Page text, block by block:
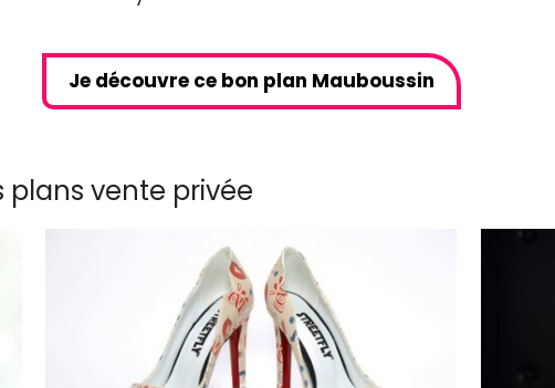
Je découvre ce bon plan Mauboussin
plans vente privée